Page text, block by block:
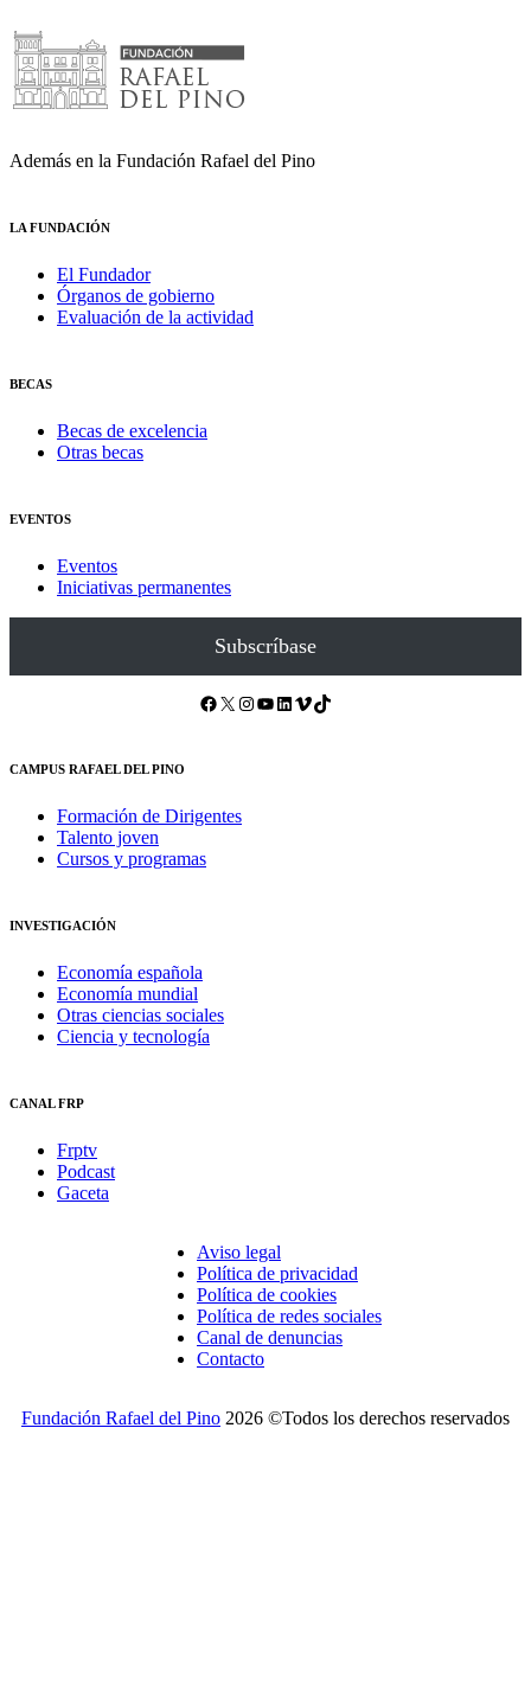
Además en la Fundación Rafael del Pino
LA FUNDACIÓN
El Fundador
Órganos de gobierno
Evaluación de la actividad
BECAS
Becas de excelencia
Otras becas
EVENTOS
Eventos
Iniciativas permanentes
Subscríbase
Facebook X Instagram YouTube LinkedIn Vimeo TikTok
CAMPUS RAFAEL DEL PINO
Formación de Dirigentes
Talento joven
Cursos y programas
INVESTIGACIÓN
Economía española
Economía mundial
Otras ciencias sociales
Ciencia y tecnología
CANAL FRP
Frptv
Podcast
Gaceta
Aviso legal
Política de privacidad
Política de cookies
Política de redes sociales
Canal de denuncias
Contacto
Fundación Rafael del Pino 2026 ©Todos los derechos reservados